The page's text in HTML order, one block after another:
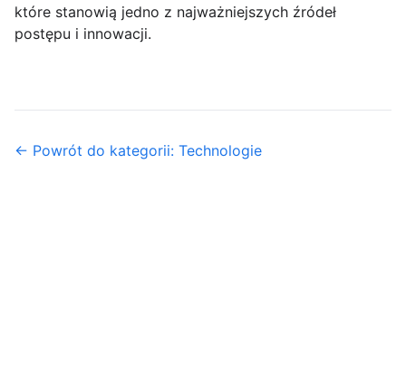
które stanowią jedno z najważniejszych źródeł
postępu i innowacji.
← Powrót do kategorii: Technologie